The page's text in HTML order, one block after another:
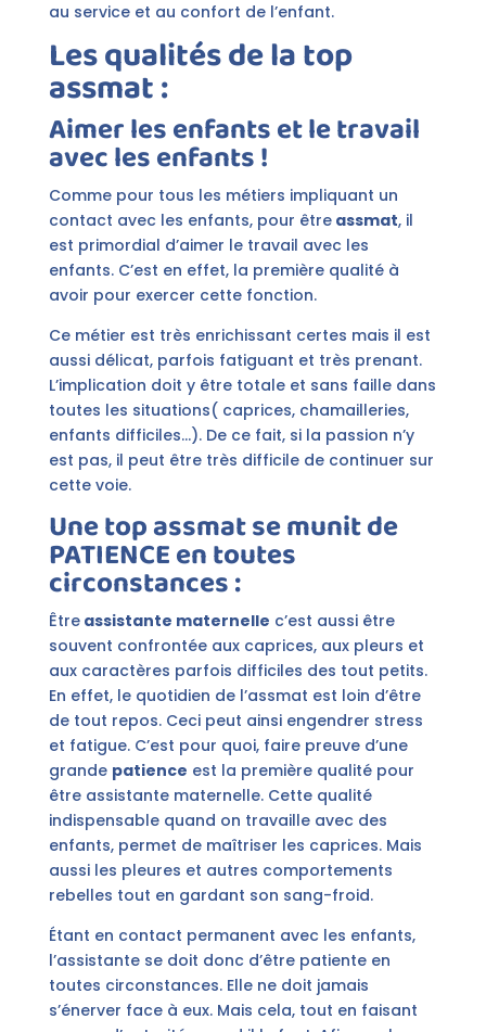
au service et au confort de l’enfant.
Les qualités de la top
assmat :
Aimer les enfants et le travail
avec les enfants !
Comme pour tous les métiers impliquant un
contact avec les enfants, pour êtreassmat, il
est primordial d’aimer le travail avec les
enfants. C’est en effet, la première qualité à
avoir pour exercer cette fonction.
Ce métier est très enrichissant certes mais il est
aussi délicat, parfois fatiguant et très prenant.
L’implication doit y être totale et sans faille dans
toutes les situations( caprices, chamailleries,
enfants difficiles…). De ce fait, si la passion n’y
est pas, il peut être très difficile de continuer sur
cette voie.
Une top assmat se munit de
PATIENCE en toutes
circonstances :
Êtreassistante maternelle c’est aussi être
souvent confrontée aux caprices, aux pleurs et
aux caractères parfois difficiles des tout petits.
En effet, le quotidien de l’assmat est loin d’être
de tout repos. Ceci peut ainsi engendrer stress
et fatigue. C’est pour quoi, faire preuve d’une
grande patience est la première qualité pour
être assistante maternelle. Cette qualité
indispensable quand on travaille avec des
enfants, permet de maîtriser les caprices. Mais
aussi les pleures et autres comportements
rebelles tout en gardant son sang-froid.
Étant en contact permanent avec les enfants,
l’assistante se doit donc d’être patiente en
toutes circonstances. Elle ne doit jamais
s’énerver face à eux. Mais cela, tout en faisant